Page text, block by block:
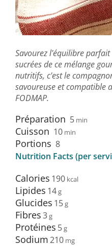
Savourez l'équilibre parfait
sucrées de ce mélange
nutritifs, c'est le
savoureuse et compatible
FODMAP.
Préparation 5 min
Cuisson 10 min
Portions 8
Nutrition Facts (per
Calories 190
Lipides 14
Glucides 15
Fibres3
Protéines 5
Sodium210